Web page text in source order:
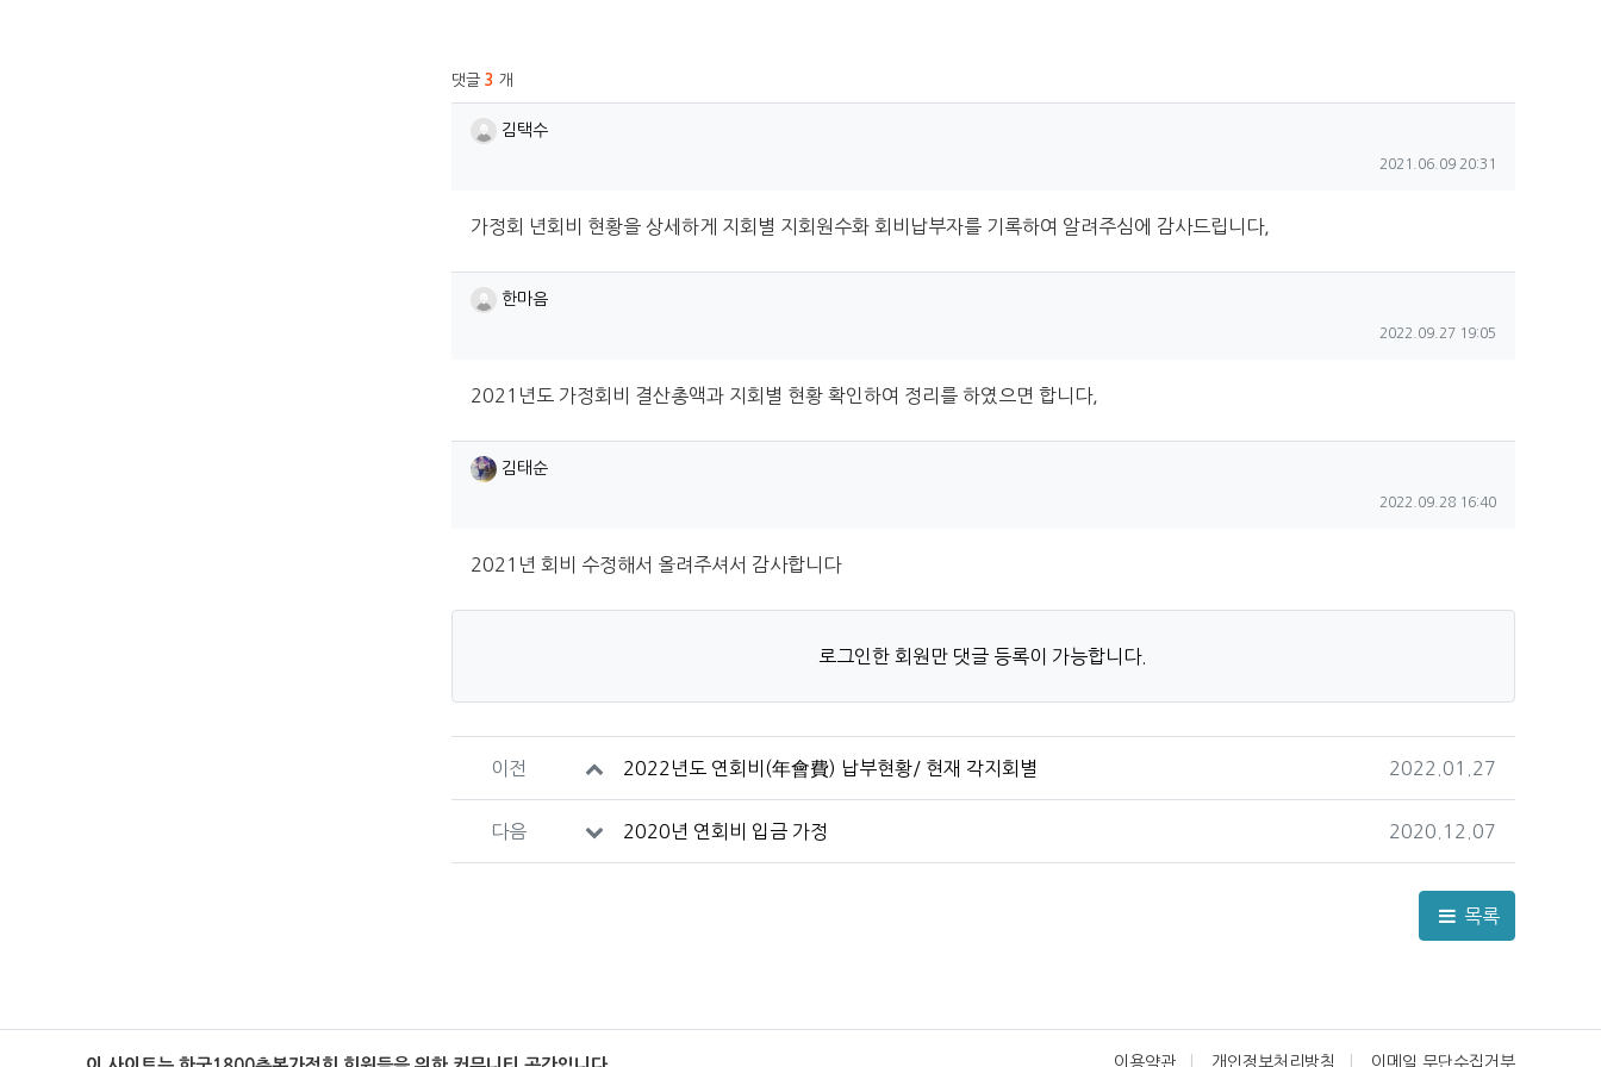
댓글 3 개
김택수님의 댓글
김택수
작성일
2021.06.09 20:31
가정회 년회비 현황을 상세하게 지회별 지회원수화 회비납부자를 기록하여 알려주심에 감사드립니다,
한마음님의 댓글
한마음
작성일
2022.09.27 19:05
2021년도 가정회비 결산총액과 지회별 현황 확인하여 정리를 하였으면 합니다,
김태순님의 댓글
김태순
작성일
2022.09.28 16:40
2021년 회비 수정해서 올려주셔서 감사합니다
로그인한 회원만 댓글 등록이 가능합니다.
이전 2022년도 연회비(年會費) 납부현황/ 현재 각지회별 작성일
2022.01.27
다음 2020년 연회비 입금 가정 작성일
2020.12.07
목록
이용약관 개인정보처리방침 이메일 무단수집거부